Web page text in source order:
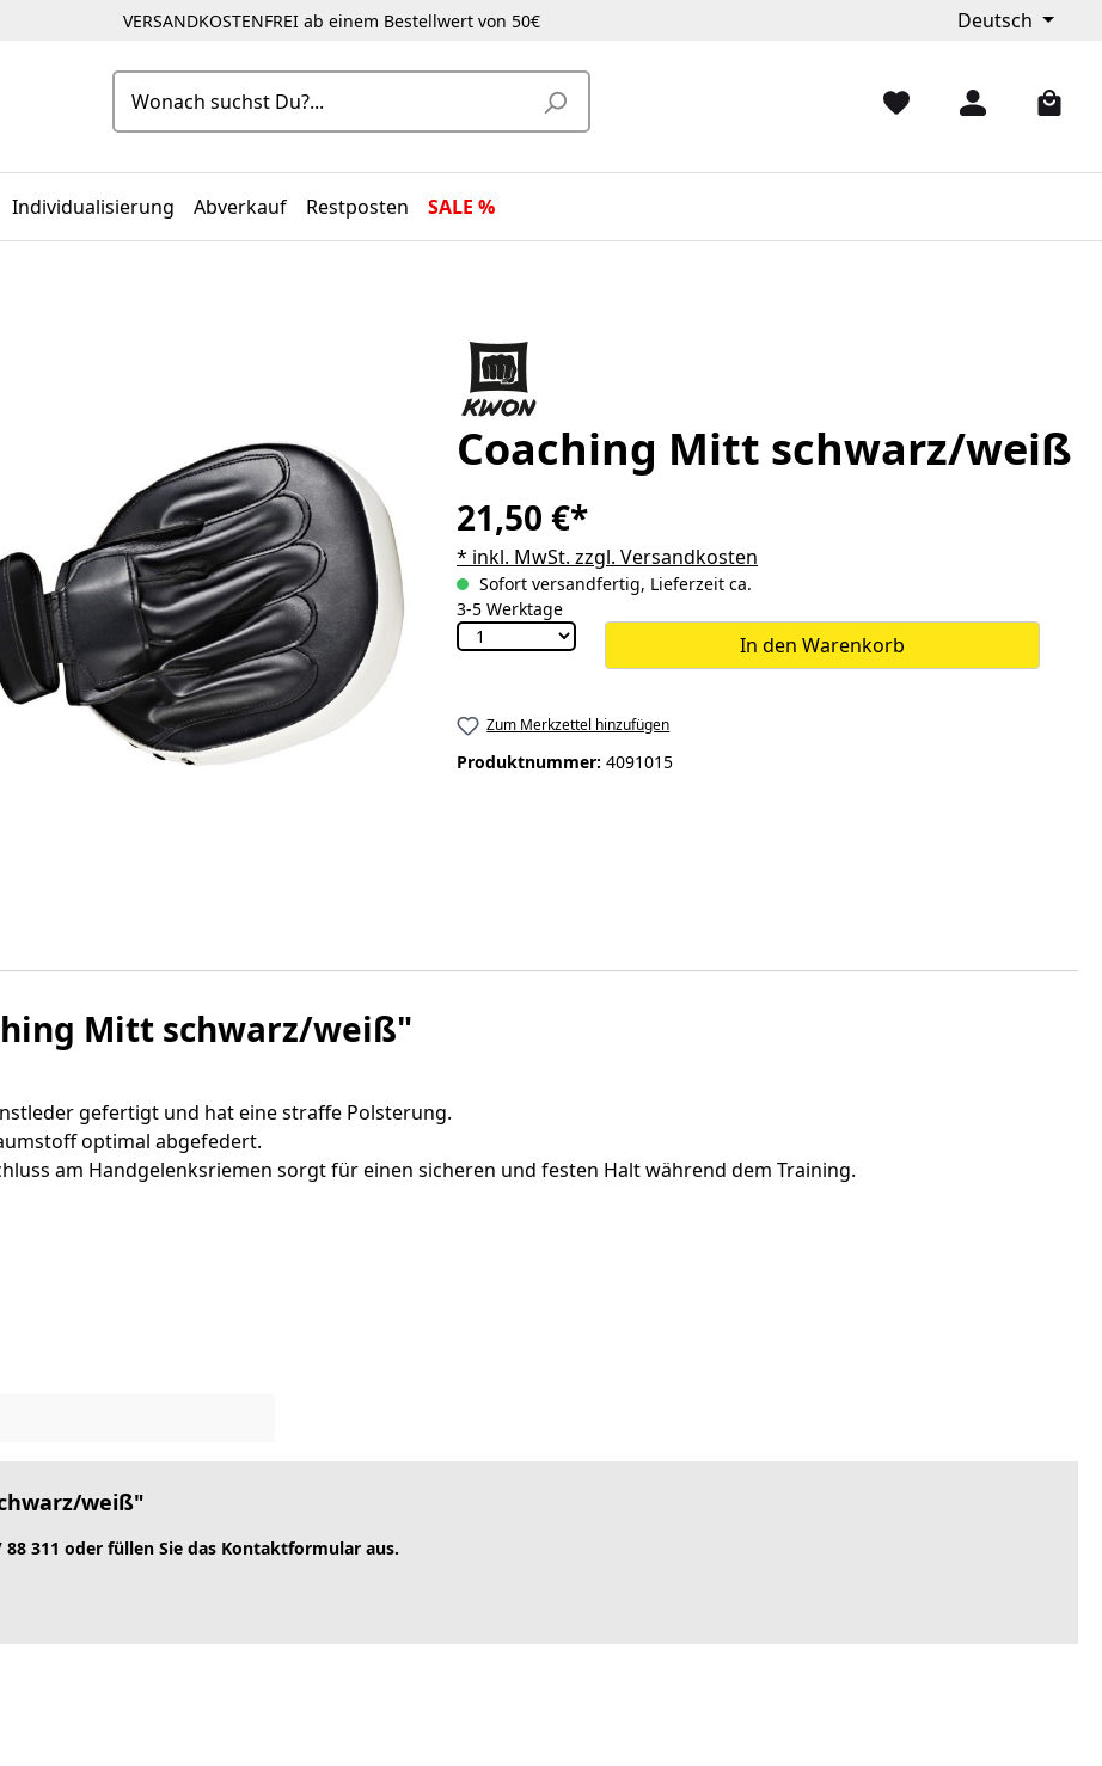
VERSANDKOSTENFREI ab einem Bestellwert von 50€ Deutsch
Individualisierung Abverkauf Restposten SALE %
Coaching Mitt schwarz/weiß
21,50 €*
* inkl. MwSt. zzgl. Versandkosten
Sofort versandfertig, Lieferzeit ca.
3-5 Werktage
In den Warenkorb
Zum Merkzettel hinzufügen
Produktnummer: 4091015
Mitt schwarz/weiß"
gefertigt und hat eine straffe Polsterung.
optimal abgefedert.
am Handgelenksriemen sorgt für einen sicheren und festen Halt während dem Training.
weiß"
311 oder füllen Sie das Kontaktformular aus.